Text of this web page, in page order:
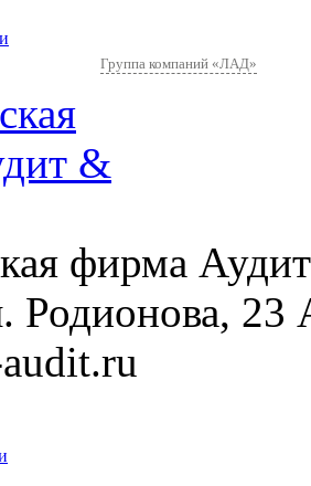
Группа компаний «ЛАД»
фирма
Родионова, 23